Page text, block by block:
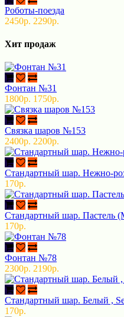
Роботы-поезда
2450р. 2290р.
Хит продаж
Фонтан №31
1800р. 1750р.
Связка шаров №153
2400р. 2200р.
Стандартный шар. Нежно-
170р.
Стандартный шар. Пастель
170р.
Фонтан №78
2300р. 2190р.
Стандартный шар. Белый ,
170р.